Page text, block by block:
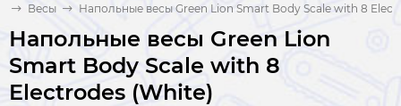
Весы Напольные весы Green Lion Smart Body Scale with 8
Напольные весы Green Lion
Smart Body Scale with 8
Electrodes (White)